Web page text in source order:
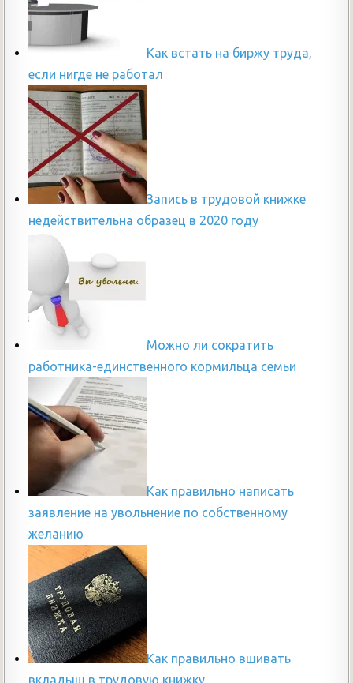
Как встать на биржу труда,
если нигде не работал
Запись в трудовой книжке
недействительна образец в 2020 году
Можно ли сократить
работника-единственного кормильца семьи
Как правильно написать
заявление на увольнение по собственному
желанию
Как правильно вшивать
вкладыш в трудовую книжку